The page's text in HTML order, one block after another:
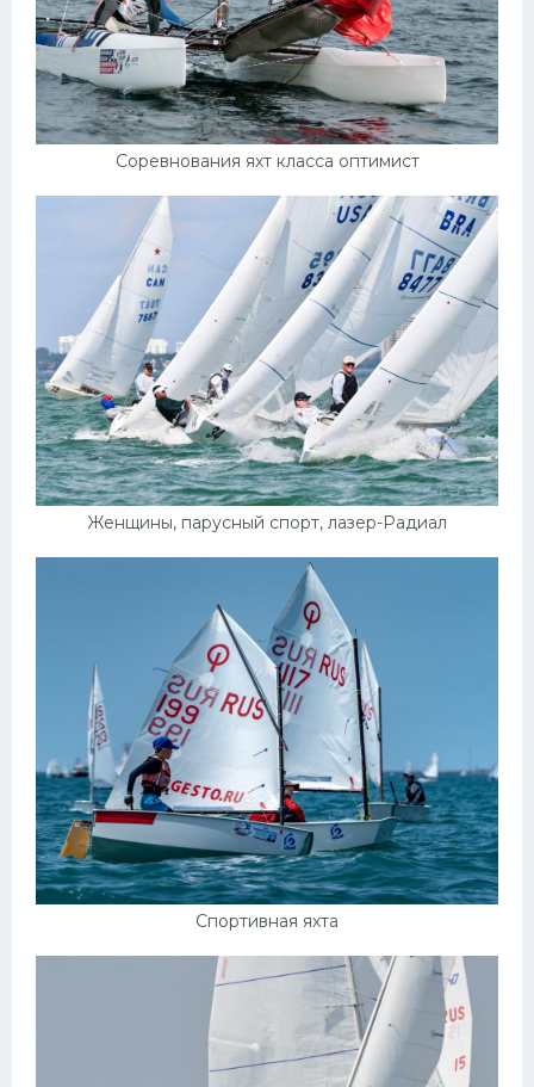
Соревнования яхт класса оптимист
Женщины, парусный спорт, лазер-Радиал
Спортивная яхта